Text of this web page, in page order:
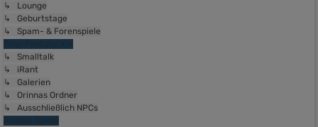
↳ Lounge
↳ Geburtstage
↳ Spam- & Forenspiele
Final Fantasy XIV
↳ Smalltalk
↳ iRant
↳ Galerien
↳ Orinnas Ordner
↳ Ausschließlich NPCs
Andere Spiele